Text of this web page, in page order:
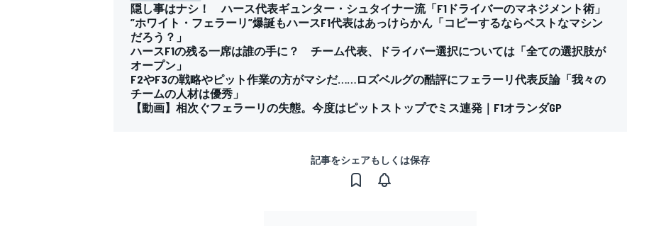
隠し事はナシ！ ハース代表ギュンター・シュタイナー流「F1ドライバーのマネジメント術」
”ホワイト・フェラーリ”爆誕もハースF1代表はあっけらかん「コピーするならベストなマシン
だろう？」
ハースF1の残る一席は誰の手に？ チーム代表、ドライバー選択については「全ての選択肢が
オープン」
F2やF3の戦略やピット作業の方がマシだ……ロズベルグの酷評にフェラーリ代表反論「我々の
チームの人材は優秀」
【動画】相次ぐフェラーリの失態。今度はピットストップでミス連発｜F1オランダGP
記事をシェアもしくは保存